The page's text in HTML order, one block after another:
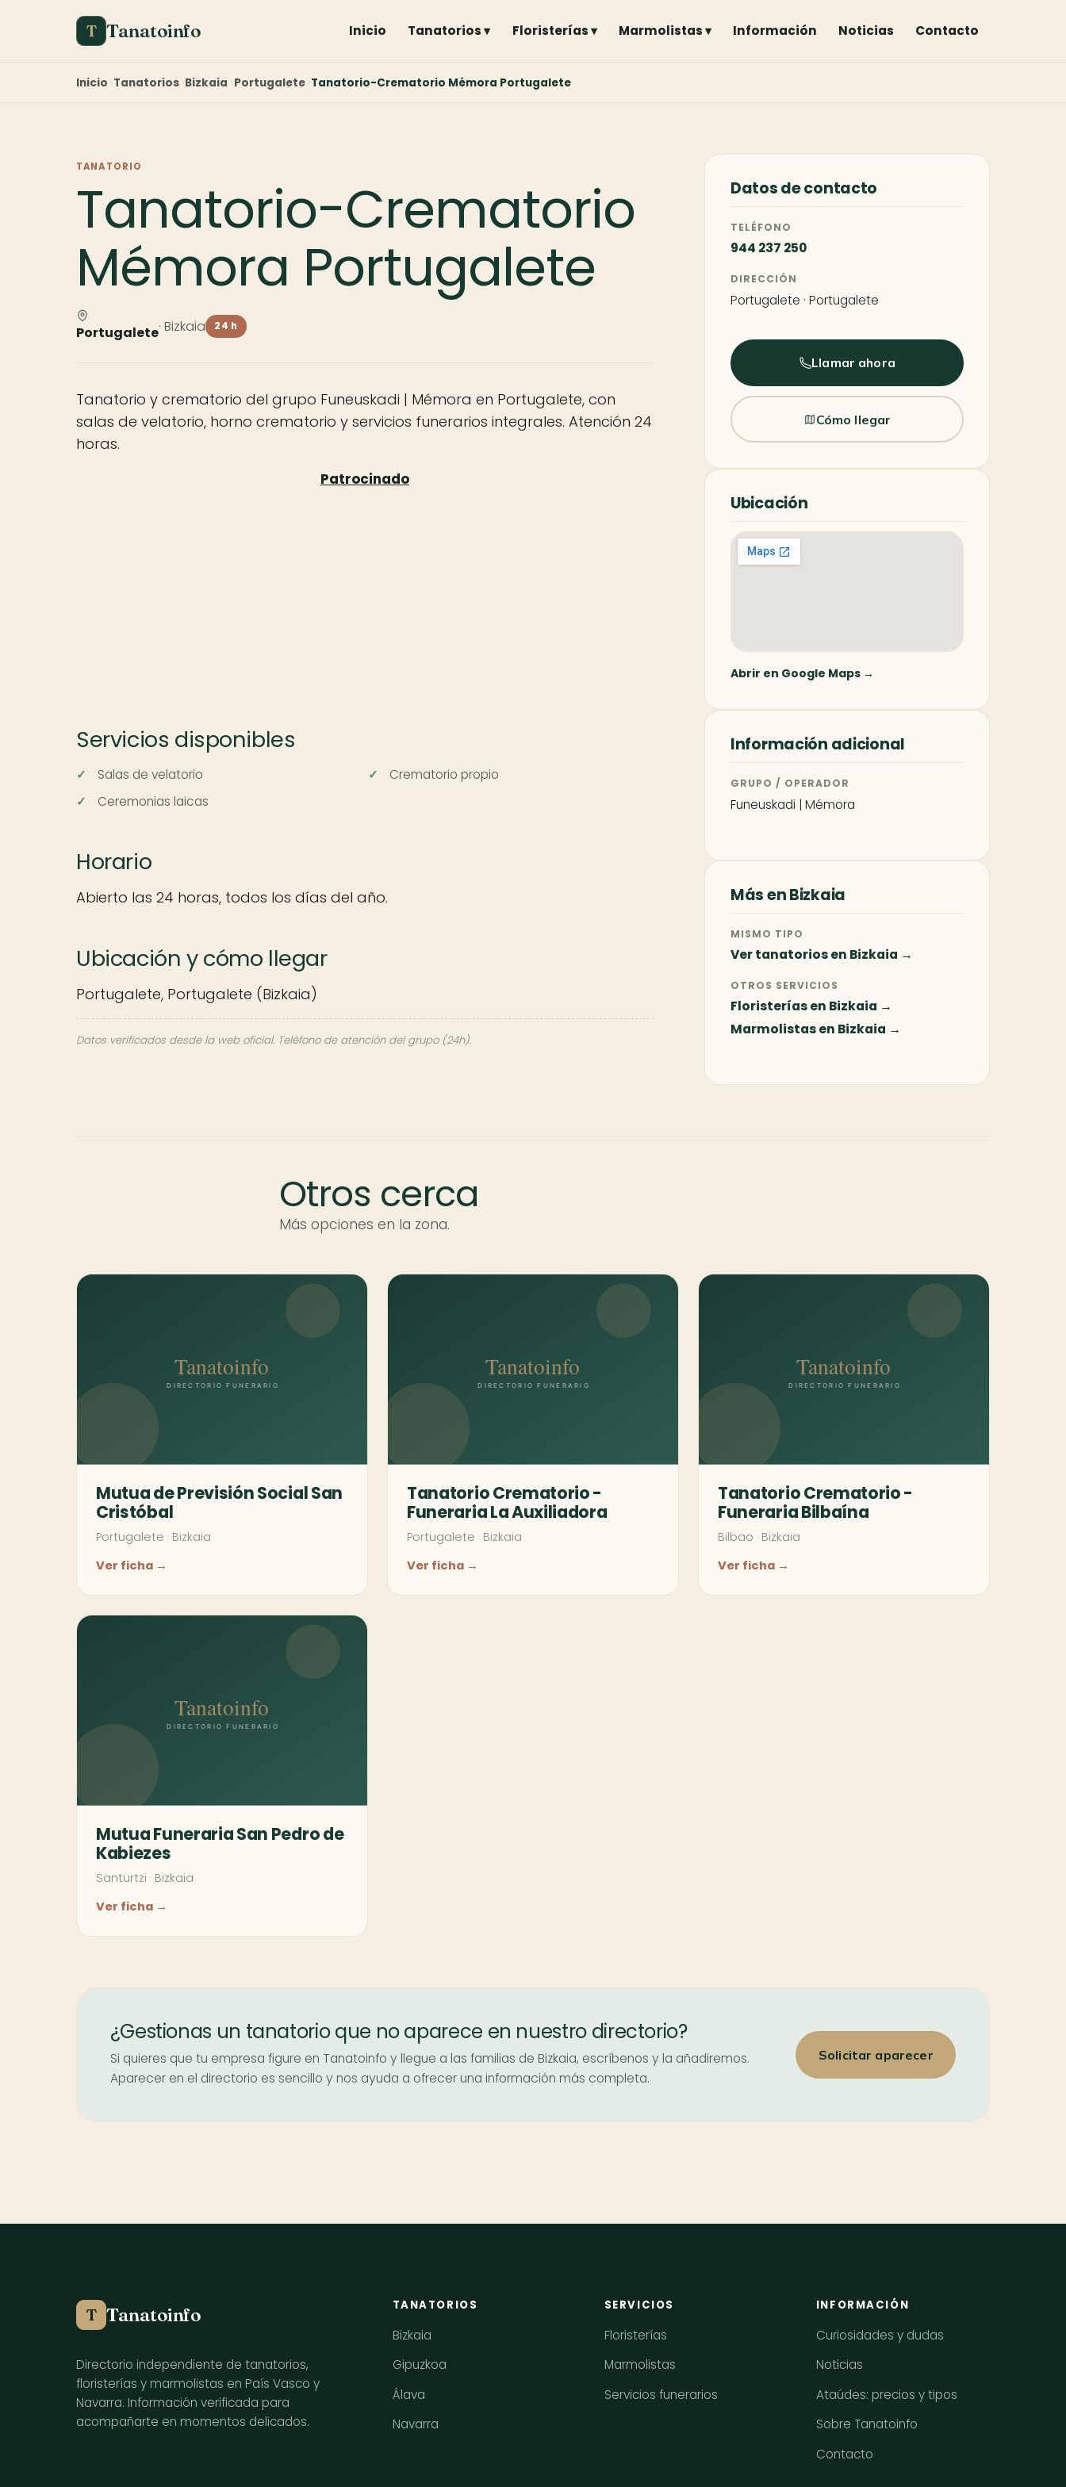
T Tanatoinfo Inicio Tanatorios ▾ Floristerías ▾ Marmolistas ▾ Información Noticias Contacto
Inicio Tanatorios Bizkaia Portugalete Tanatorio-Crematorio Mémora Portugalete
TANATORIO
Tanatorio-Crematorio
Mémora Portugalete
Portugalete· Bizkaia 24 h
Tanatorio y crematorio del grupo Funeuskadi | Mémora en Portugalete, con
salas de velatorio, horno crematorio y servicios funerarios integrales. Atención 24
horas.
Servicios disponibles
Salas de velatorio
Crematorio propio
Ceremonias laicas
Horario
Abierto las 24 horas, todos los días del año.
Ubicación y cómo llegar
Portugalete, Portugalete (Bizkaia)
Datos verificados desde la web oficial. Teléfono de atención del grupo (24h).
Datos de contacto
TELÉFONO
944 237 250
DIRECCIÓN
Portugalete · Portugalete
Llamar ahora
Cómo llegar
Ubicación
Abrir en Google Maps →
Información adicional
GRUPO / OPERADOR
Funeuskadi | Mémora
Más en Bizkaia
MISMO TIPO
Ver tanatorios en Bizkaia →
OTROS SERVICIOS
Floristerías en Bizkaia →
Marmolistas en Bizkaia →
Otros cerca
Más opciones en la zona.
Mutua de Previsión Social San
Cristóbal
Portugalete · Bizkaia
Ver ficha →
Tanatorio Crematorio -
Funeraria La Auxiliadora
Portugalete · Bizkaia
Ver ficha →
Tanatorio Crematorio -
Funeraria Bilbaína
Bilbao · Bizkaia
Ver ficha →
Mutua Funeraria San Pedro de
Kabiezes
Santurtzi · Bizkaia
Ver ficha →
¿Gestionas un tanatorio que no aparece en nuestro directorio?
Si quieres que tu empresa figure en Tanatoinfo y llegue a las familias de Bizkaia, escríbenos y la añadiremos.
Aparecer en el directorio es sencillo y nos ayuda a ofrecer una información más completa.
Solicitar aparecer
T Tanatoinfo
Directorio independiente de tanatorios,
floristerías y marmolistas en País Vasco y
Navarra. Información verificada para
acompañarte en momentos delicados.
TANATORIOS
Bizkaia
Gipuzkoa
Álava
Navarra
SERVICIOS
Floristerías
Marmolistas
Servicios funerarios
INFORMACIÓN
Curiosidades y dudas
Noticias
Ataúdes: precios y tipos
Sobre Tanatoinfo
Contacto